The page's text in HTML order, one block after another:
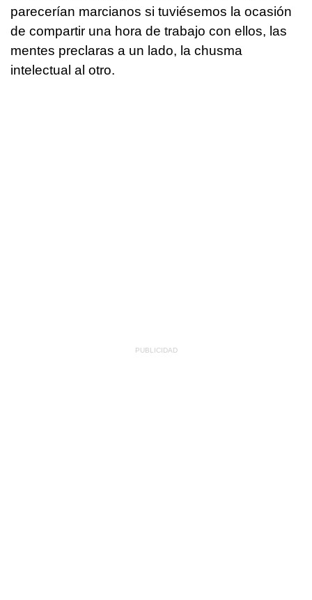
parecerían marcianos si tuviésemos la ocasión
de compartir una hora de trabajo con ellos, las
mentes preclaras a un lado, la chusma
intelectual al otro.